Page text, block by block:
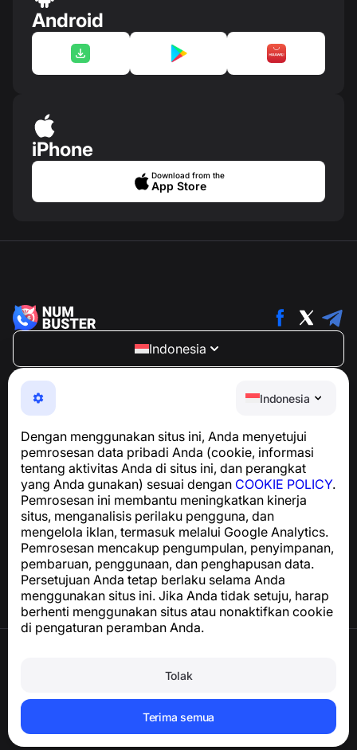
Indonesia
Dengan menggunakan situs ini, Anda menyetujui
pemrosesan data pribadi Anda (cookie, informasi
tentang aktivitas Anda di situs ini, dan perangkat
yang Anda gunakan) sesuai dengan COOKIE POLICY.
Pemrosesan ini membantu meningkatkan kinerja
situs, menganalisis perilaku pengguna, dan
mengelola iklan, termasuk melalui Google Analytics.
Pemrosesan mencakup pengumpulan, penyimpanan,
pembaruan, penggunaan, dan penghapusan data.
Persetujuan Anda tetap berlaku selama Anda
menggunakan situs ini. Jika Anda tidak setuju, harap
berhenti menggunakan situs atau nonaktifkan cookie
di pengaturan peramban Anda.
Tolak
Terima semua
Android
iPhone
Download from the
App Store
Indonesia
NumBuster © 2013—2026 ·
Aplikasi yang mudah digunakan untuk melindungi Anda
dari penipuan telepon, spam, dan pesan yang tidak
Untuk pertanyaan terkait kepatuhan GDPR:
support@numbuster.com
Pusat Bantuan
Berita dan Artikel
Tentang proyek
Kontak
Hapus akun dan data pribadi